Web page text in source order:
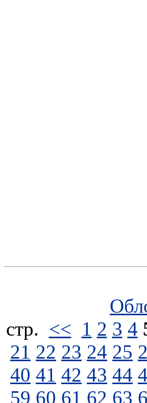
стp. << 1 2 3 4
21 22 23 24 25
40 41 42 43 44
59 60 61 62 63